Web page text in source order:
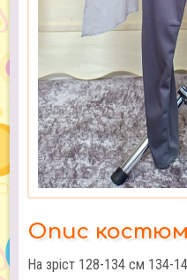
Опис
На зріст 128-134 см 134-